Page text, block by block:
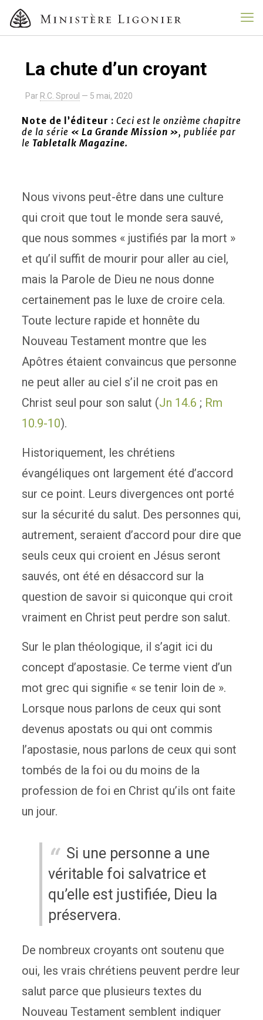
La chute d’un croyant
Par R.C. Sproul — 5 mai, 2020
Note de l’éditeur : Ceci est le onzième chapitre
de la série « La Grande Mission », publiée par
le Tabletalk Magazine.
Nous vivons peut-être dans une culture
qui croit que tout le monde sera sauvé,
que nous sommes « justifiés par la mort »
et qu’il suffit de mourir pour aller au ciel,
mais la Parole de Dieu ne nous donne
certainement pas le luxe de croire cela.
Toute lecture rapide et honnête du
Nouveau Testament montre que les
Apôtres étaient convaincus que personne
ne peut aller au ciel s’il ne croit pas en
Christ seul pour son salut (Jn 14.6 ; Rm
10.9-10).
Historiquement, les chrétiens
évangéliques ont largement été d’accord
sur ce point. Leurs divergences ont porté
sur la sécurité du salut. Des personnes qui,
autrement, seraient d’accord pour dire que
seuls ceux qui croient en Jésus seront
sauvés, ont été en désaccord sur la
question de savoir si quiconque qui croit
vraiment en Christ peut perdre son salut.
Sur le plan théologique, il s’agit ici du
concept d’apostasie. Ce terme vient d’un
mot grec qui signifie « se tenir loin de ».
Lorsque nous parlons de ceux qui sont
devenus apostats ou qui ont commis
l’apostasie, nous parlons de ceux qui sont
tombés de la foi ou du moins de la
profession de foi en Christ qu’ils ont faite
un jour.
Si une personne a une
véritable foi salvatrice et
qu’elle est justifiée, Dieu la
préservera.
De nombreux croyants ont soutenu que
oui, les vrais chrétiens peuvent perdre leur
salut parce que plusieurs textes du
Nouveau Testament semblent indiquer